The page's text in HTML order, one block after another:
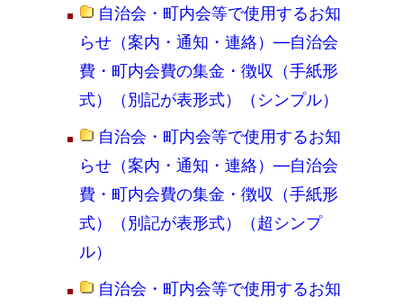
自治会・町内会等で使用するお知
らせ（案内・通知・連絡）―自治会
費・町内会費の集金・徴収（手紙形
式）（別記が表形式）（シンプル）
自治会・町内会等で使用するお知
らせ（案内・通知・連絡）―自治会
費・町内会費の集金・徴収（手紙形
式）（別記が表形式）（超シンプ
ル）
自治会・町内会等で使用するお知